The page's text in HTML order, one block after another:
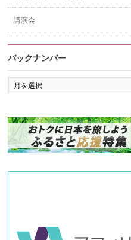
講演会
バックナンバー
バ
ッ
ン
バ
ー